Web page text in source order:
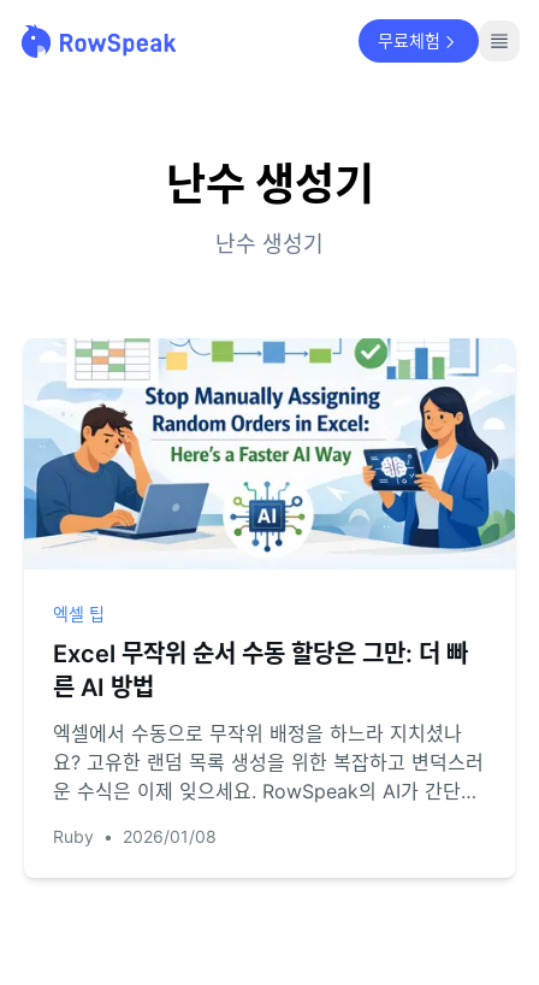
무료체험
난수 생성기
난수 생성기
엑셀 팁
Excel 무작위 순서 수동 할당은 그만: 더 빠
른 AI 방법
엑셀에서 수동으로 무작위 배정을 하느라 지치셨나
요? 고유한 랜덤 목록 생성을 위한 복잡하고 변덕스러
운 수식은 이제 잊으세요. RowSpeak의 AI가 간단한
위 정렬 및 그룹화를 몇 초 만에 처리하는 방법을 확인
해 보세요.
Ruby • 2026/01/08